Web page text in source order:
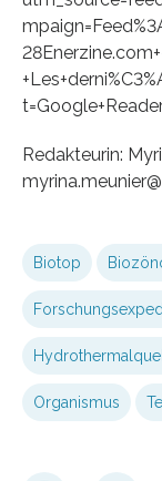
Redakteurin:
Biotop
Organismus